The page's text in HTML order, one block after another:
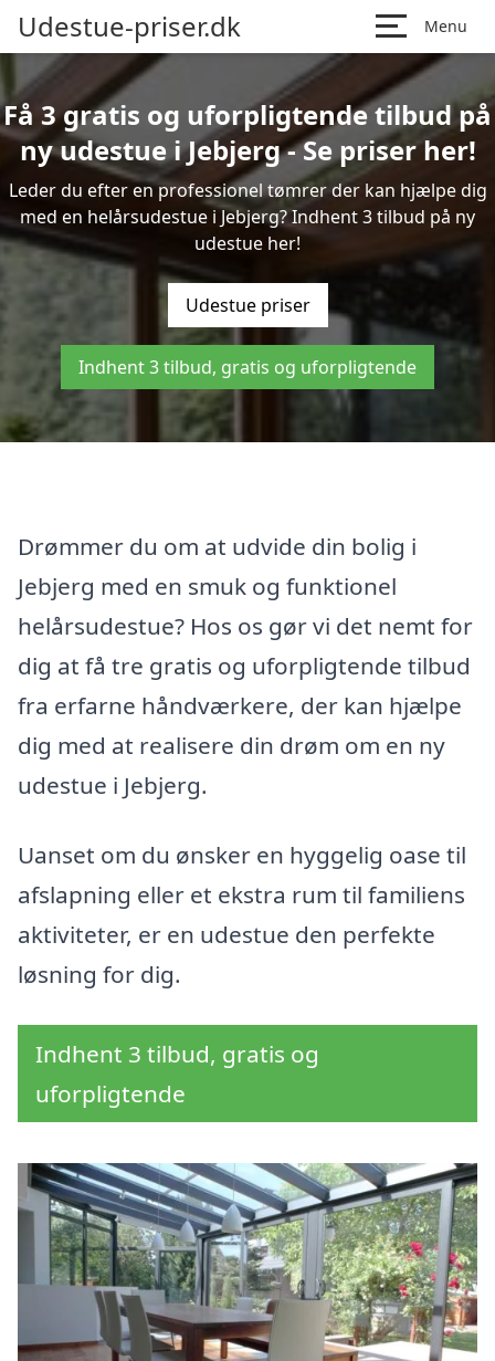
Udestue-priser.dk Menu
Få 3 gratis og uforpligtende tilbud på
ny udestue i Jebjerg - Se priser her!
Leder du efter en professionel tømrer der kan hjælpe dig
med en helårsudestue i Jebjerg? Indhent 3 tilbud på ny
udestue her!
Udestue priser
Indhent 3 tilbud, gratis og uforpligtende
Drømmer du om at udvide din bolig i
Jebjerg med en smuk og funktionel
helårsudestue? Hos os gør vi det nemt for
dig at få tre gratis og uforpligtende tilbud
fra erfarne håndværkere, der kan hjælpe
dig med at realisere din drøm om en ny
udestue i Jebjerg.
Uanset om du ønsker en hyggelig oase til
afslapning eller et ekstra rum til familiens
aktiviteter, er en udestue den perfekte
løsning for dig.
Indhent 3 tilbud, gratis og
uforpligtende